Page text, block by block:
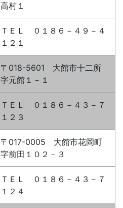
高村１
ＴＥＬ ０１８６－４９－４
１２１
〒018-5601 大館市十二所
字元館１－１
ＴＥＬ ０１８６－４３－７
１２３
〒017-0005 大館市花岡町
字前田１０２－３
ＴＥＬ ０１８６－４３－７
１２４